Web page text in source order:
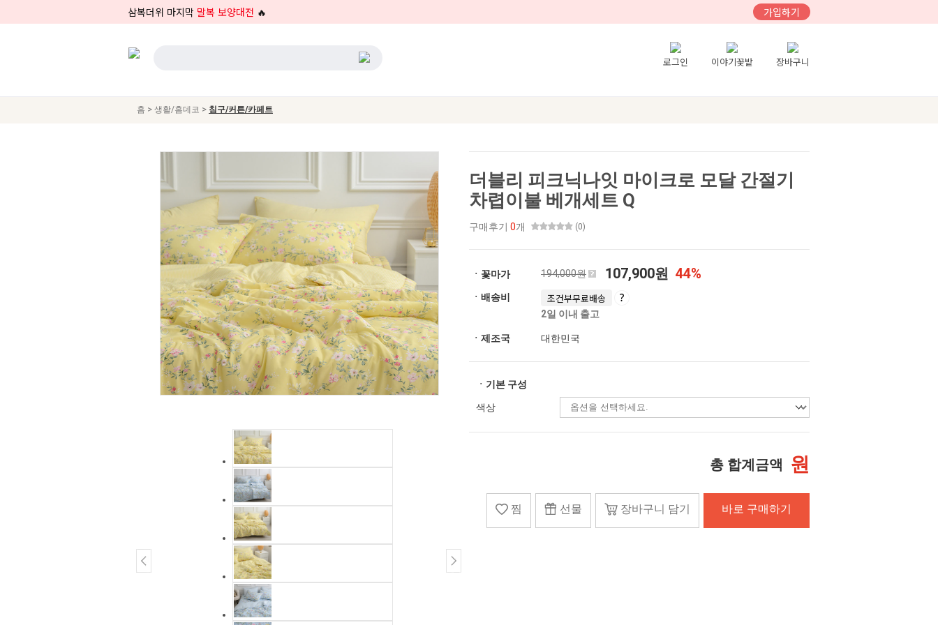
삼복더위 마지막 말복 보양대전 🔥 가입하기
로그인 이야기꽃밭 장바구니
홈 > 생활/홈데코 > 침구/커튼/카페트
더블리 피크닉나잇 마이크로 모달 간절기
차렵이불 베개세트 Q
구매후기 0개 (0)
ㆍ꽃마가 194,000원 107,900원 44%
ㆍ배송비 조건부무료배송
2일 이내 출고
ㆍ제조국 대한민국
ㆍ기본 구성
색상
총 합계금액 원
찜 선물 장바구니 담기 바로 구매하기